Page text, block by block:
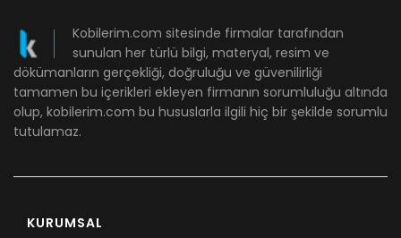
Kobilerim.com sitesinde firmalar tarafından
sunulan her türlü bilgi, materyal, resim ve
dökümanların gerçekliği, doğruluğu ve güvenilirliği
tamamen bu içerikleri ekleyen firmanın sorumluluğu altında
olup, kobilerim.com bu hususlarla ilgili hiç bir şekilde sorumlu
tutulamaz.
KURUMSAL